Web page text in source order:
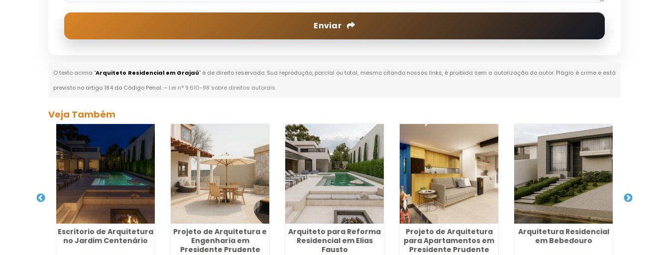
Enviar
O texto acima "Arquiteto Residencial em Grajaú" é de direito reservado. Sua reprodução, parcial ou total, mesmo citando nossos links, é proibida sem a autorização do autor. Plágio é crime e está
previsto no artigo 184 do Código Penal. – Lei n° 9.610-98 sobre direitos autorais.
Veja Também
Escritorio de Arquitetura
no Jardim Centenário
Projeto de Arquitetura e
Engenharia em
Presidente Prudente
Arquiteto para Reforma
Residencial em Elias
Fausto
Projeto de Arquitetura
para Apartamentos em
Presidente Prudente
Arquitetura Residencial
em Bebedouro